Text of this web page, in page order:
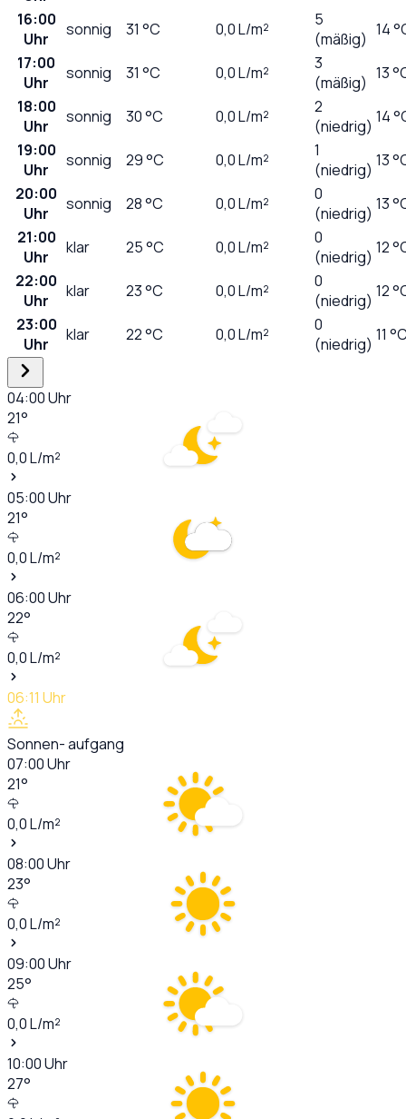
16:00
Uhr
sonnig 31 °C 0,0L/m²
5
(mäßig) 14
17:00
Uhr
sonnig 31 °C 0,0L/m²
3
(mäßig) 13
18:00
Uhr
sonnig 30°C 0,0L/m²
2
(niedrig) 14
19:00
Uhr
sonnig 29°C 0,0L/m²
1
(niedrig) 13
20:00
Uhr
sonnig 28°C 0,0L/m²
0
(niedrig) 13
21:00
Uhr
klar 25°C 0,0L/m²
0
(niedrig) 12
22:00
Uhr
klar 23°C 0,0L/m²
0
(niedrig) 12
23:00
Uhr
klar 22°C 0,0L/m²
0
(niedrig) 11
04:00Uhr
21°
0,0L/m²
05:00Uhr
21°
0,0L/m²
06:00Uhr
22°
0,0L/m²
06:11 Uhr
Sonnen- aufgang
07:00Uhr
21°
0,0L/m²
08:00Uhr
23°
0,0L/m²
09:00Uhr
25°
0,0L/m²
10:00Uhr
27°